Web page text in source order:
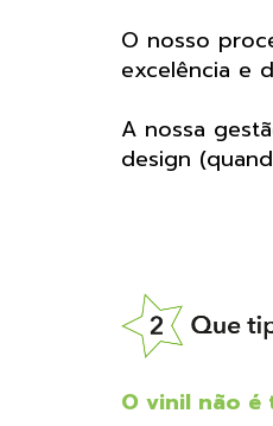
O nosso
excelência e
A nossa
design
O vinil não